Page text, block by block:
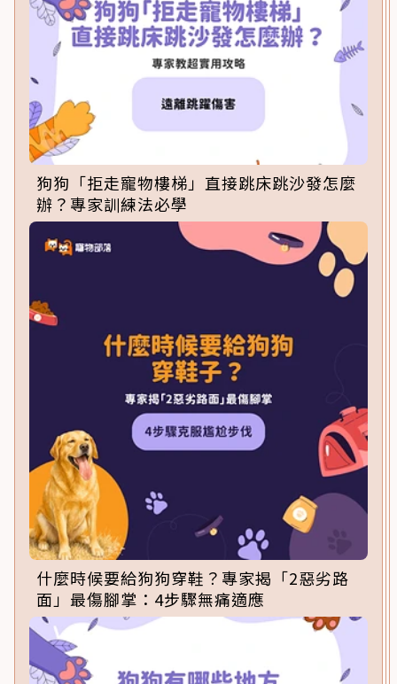
狗狗「拒走寵物樓梯」直接跳床跳沙發怎麼
辦？專家訓練法必學
什麼時候要給狗狗穿鞋？專家揭「2惡劣路
面」最傷腳掌：4步驟無痛適應